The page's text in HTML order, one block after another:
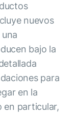
nuevos
bajo la
para
en la
en particular,